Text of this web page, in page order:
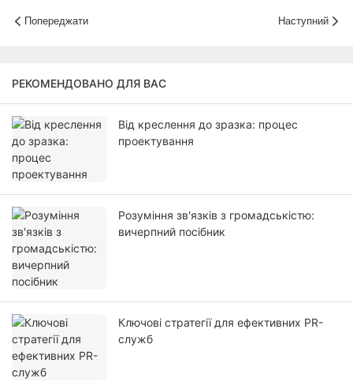
Попереджати Наступний
РЕКОМЕНДОВАНО ДЛЯ ВАС
Від креслення до зразка: процес
проектування
Розуміння зв'язків з громадськістю:
вичерпний посібник
Ключові стратегії для ефективних PR-
служб